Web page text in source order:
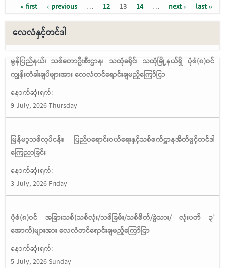
Pages
« first ‹ previous … 12 13 14 … next › last »
လေလံနှင့်တင်ဒါ
မွန်ပြည်နယ်၊ သစ်တောဦးစီးဌာန၊ သထုံခရိုင်၊ သထုံမြို့နယ်ရှိ ပုံစံ(၈)ဝင်
ကျွန်းတံခါးချပ်များအား လေလံတင်ရောင်းချမည့်ကြော်ငြာ
နောက်ဆုံးရက်:
9 July, 2026 Thursday
မြန်မာ့သစ်လုပ်ငန်း၊ ပြည်ပရောင်းဝယ်ရေးနှင့်သစ်စက်ဌာနအိတ်ဖွင့်တင်ဒါ
ကြေညာခြင်း
နောက်ဆုံးရက်:
3 July, 2026 Friday
ပုံစံ(၈)ဝင် အခြားသစ်(သစ်လုံး/သစ်ခြမ်း/သစ်စိတ်/ခွဲသား/ လုံးပတ် ၃’
အောက်)များအား လေလံတင်ရောင်းချမည့်ကြော်ငြာ
နောက်ဆုံးရက်:
5 July, 2026 Sunday